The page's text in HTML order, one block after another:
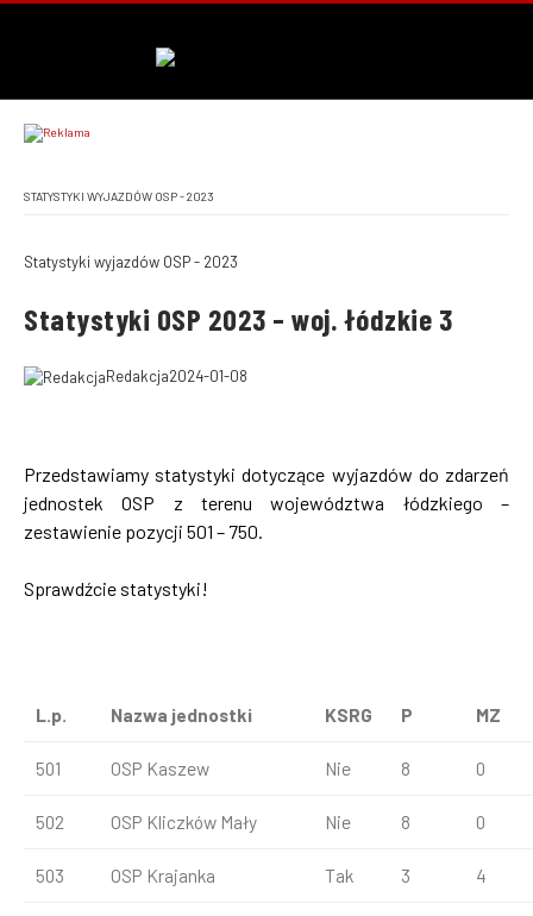
STATYSTYKI WYJAZDÓW OSP - 2023
Statystyki wyjazdów OSP - 2023
Statystyki OSP 2023 – woj. łódzkie 3
Redakcja2024-01-08
Przedstawiamy statystyki dotyczące wyjazdów do zdarzeń
jednostek OSP z terenu województwa łódzkiego –
zestawienie pozycji 501 – 750.
Sprawdźcie statystyki!
L.p. Nazwa jednostki KSRG P MZ
501 OSP Kaszew Nie 8 0
502 OSP Kliczków Mały Nie 8 0
503 OSP Krajanka Tak 3 4